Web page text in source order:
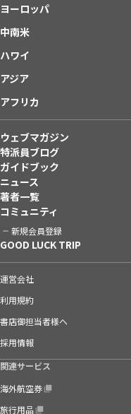
ヨーロッパ
中南米
ハワイ
アジア
アフリカ
ウェブマガジン
特派員ブログ
ガイドブック
ニュース
著者一覧
コミュニティ
新規会員登録
GOOD LUCK TRIP
運営会社
利用規約
書店御担当者様へ
採用情報
関連サービス
海外航空券
旅行用品